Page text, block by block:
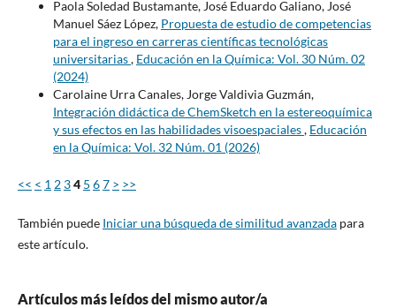
Paola Soledad Bustamante, José Eduardo Galiano, José
Manuel Sáez López, Propuesta de estudio de competencias
para el ingreso en carreras científicas tecnológicas
universitarias, Educación en la Química: Vol. 30 Núm. 02
(2024)
Carolaine Urra Canales, Jorge Valdivia Guzmán,
Integración didáctica de ChemSketch en la estereoquímica
y sus efectos en las habilidades visoespaciales, Educación
en la Química: Vol. 32 Núm. 01 (2026)
<< < 1 2 34 5 67 > >>
También puede Iniciar una búsqueda de similitud avanzadapara
este artículo.
Artículos más leídos del mismo autor/a